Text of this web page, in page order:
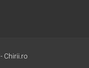
Chirii.ro